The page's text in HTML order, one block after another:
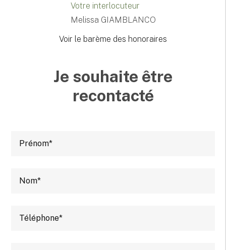
Votre interlocuteur
Melissa GIAMBLANCO
Voir le barème des honoraires
Je souhaite être
recontacté